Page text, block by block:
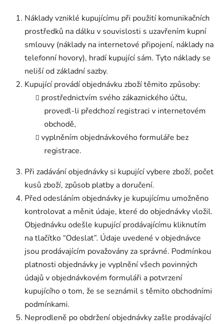
Náklady vzniklé kupujícímu při použití komunikačních
prostředků na dálku v souvislosti s uzavřením kupní
smlouvy (náklady na internetové připojení, náklady na
telefonní hovory), hradí kupující sám. Tyto náklady se
neliší od základní sazby.
Kupující provádí objednávku zboží těmito způsoby:
prostřednictvím svého zákaznického účtu,
provedl-li předchozí registraci v internetovém
obchodě,
vyplněním objednávkového formuláře bez
registrace.
Při zadávání objednávky si kupující vybere zboží, počet
kusů zboží, způsob platby a doručení.
Před odesláním objednávky je kupujícímu umožněno
kontrolovat a měnit údaje, které do objednávky vložil.
Objednávku odešle kupující prodávajícímu kliknutím
na tlačítko “Odeslat”. Údaje uvedené v objednávce
jsou prodávajícím považovány za správné. Podmínkou
platnosti objednávky je vyplnění všech povinných
údajů v objednávkovém formuláři a potvrzení
kupujícího o tom, že se seznámil s těmito obchodními
podmínkami.
Neprodleně po obdržení objednávky zašle prodávající